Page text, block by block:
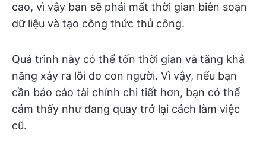
cao, vì vậy bạn sẽ phải mất thời gian biên soạn
dữ liệu và tạo công thức thủ công.
Quá trình này có thể tốn thời gian và tăng khả
năng xảy ra lỗi do con người. Vì vậy, nếu bạn
cần báo cáo tài chính chi tiết hơn, bạn có thể
cảm thấy như đang quay trở lại cách làm việc
cũ.